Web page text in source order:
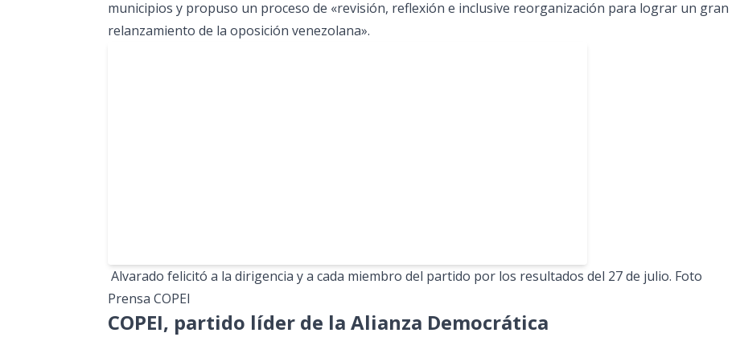
municipios y propuso un proceso de «revisión, reflexión e inclusive reorganización para lograr un gran
relanzamiento de la oposición venezolana».
Alvarado felicitó a la dirigencia y a cada miembro del partido por los resultados del 27 de julio. Foto
Prensa COPEI
COPEI, partido líder de la Alianza Democrática